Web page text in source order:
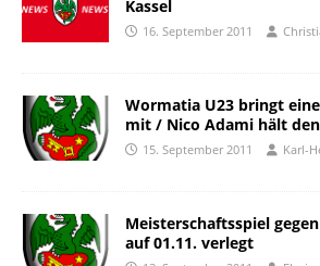
Kassel
16. September 2011
Wormatia U23 bringt
mit / Nico Adami hält
15. September 2011 Karl-
Meisterschaftsspiel
auf 01.11. verlegt